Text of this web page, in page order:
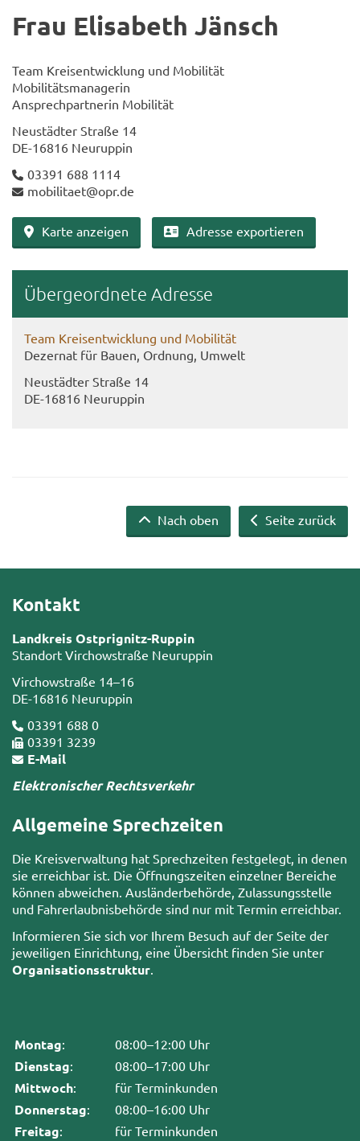
Frau Eli­sa­beth Jänsch
Team Kreis­ent­wick­lung und Mo­bi­li­tät
Mo­bi­li­täts­ma­na­ge­rin
An­sprech­part­ne­rin Mo­bi­li­tät
Neu­städ­ter Stra­ße 14
DE-​16816 Neu­rup­pin
03391 688 1114
mo­bi­li­ta­et@opr.de
Karte an­zei­gen Adres­se ex­por­tie­ren
Über­ge­ord­ne­te Adres­se
Team Kreis­ent­wick­lung und Mo­bi­li­tät
De­zer­nat für Bauen, Ord­nung, Um­welt
Neu­städ­ter Stra­ße 14
DE-​16816 Neu­rup­pin
Seite zurück
Nach oben
Kontakt
Landkreis Ostprignitz-Ruppin
Standort Virchowstraße Neuruppin
Virchowstraße 14–16
DE-16816 Neuruppin
03391 688 0
03391 3239
E-Mail
Elektronischer Rechtsverkehr
Allgemeine Sprechzeiten
Die Kreisverwaltung hat Sprechzeiten festgelegt, in denen
sie erreichbar ist. Die Öffnungszeiten einzelner Bereiche
können abweichen. Ausländerbehörde, Zulassungsstelle
und Fahrerlaubnisbehörde sind nur mit Termin erreichbar.
Informieren Sie sich vor Ihrem Besuch auf der Seite der
jeweiligen Einrichtung, eine Übersicht finden Sie unter
Organisationsstruktur
Montag: 08:00–12:00 Uhr
Dienstag: 08:00–17:00 Uhr
Mittwoch: für Terminkunden
Donnerstag: 08:00–16:00 Uhr
Freitag: für Terminkunden